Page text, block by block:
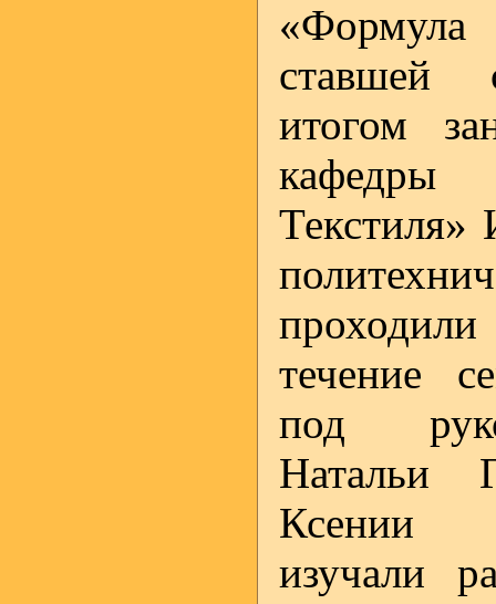
ставшей
итогом
Текстиля»
течение
под
Натальи
Ксении
изучали